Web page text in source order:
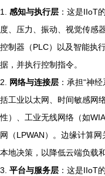
1. 感知与执行层 ：这是IIoT
度、压力、振动、视觉传感
控制器（PLC）以及智能执
据，并执行控制指令。
2. 网络与连接层 ：承担“神
括工业以太网、时间敏感网
性）、工业无线网络（如
网（LPWAN）。边缘计算
本地决策，以降低云端负载
3. 平台与服务层 ：这是IIoT